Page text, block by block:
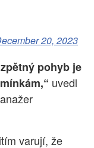
20, 2023
pohyb je
uvedl
varují, že